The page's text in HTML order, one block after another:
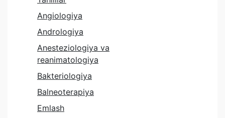
Angiologiya
Andrologiya
Anesteziologiya va
reanimatologiya
Bakteriologiya
Balneoterapiya
Emlash